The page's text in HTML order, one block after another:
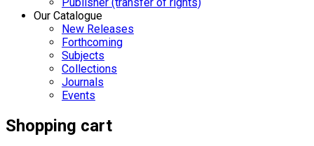
Our Catalogue
New Releases
Forthcoming
Subjects
Collections
Journals
Events
Shopping cart